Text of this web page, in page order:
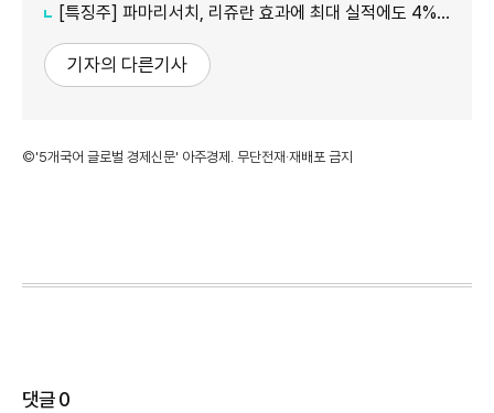
[특징주] 파마리서치, 리쥬란 효과에 최대 실적에도 4%대 약세
기자의 다른기사
©'5개국어 글로벌 경제신문' 아주경제. 무단전재·재배포 금지
댓글0